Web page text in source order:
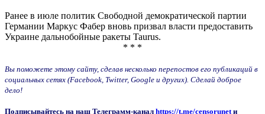
Ранее в июле политик Свободной демократической партии
Германии Маркус Фабер вновь призвал власти предоставить
Украине дальнобойные ракеты Taurus.
* * *
Вы поможете этому сайту, сделав несколько перепостов его публикаций в
социальных сетях (Facebook, Twitter, Google и других). Сделай доброе
дело!
Подписывайтесь на наш Телеграмм-канал https://t.me/censorunet и